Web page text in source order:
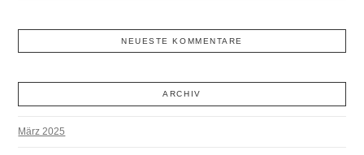
NEUESTE KOMMENTARE
ARCHIV
März 2025